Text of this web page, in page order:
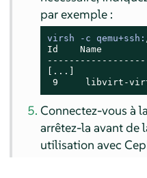
par exemple :
virsh -c qemu+ssh:
Id    Name
[...]
9     libvirt-
Connectez-vous à
arrêtez-la avant de
utilisation avec